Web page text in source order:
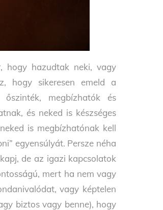
hogy hazudtak neki, vagy
hogy sikeresen emeld a
megbízhatók és
és neked is készséges
is megbízhatónak kell
egyensúlyát. Persze néha
de az igazi kapcsolatok
mert ha nemvagy
vagy képtelen
biztos vagy benne), hogy